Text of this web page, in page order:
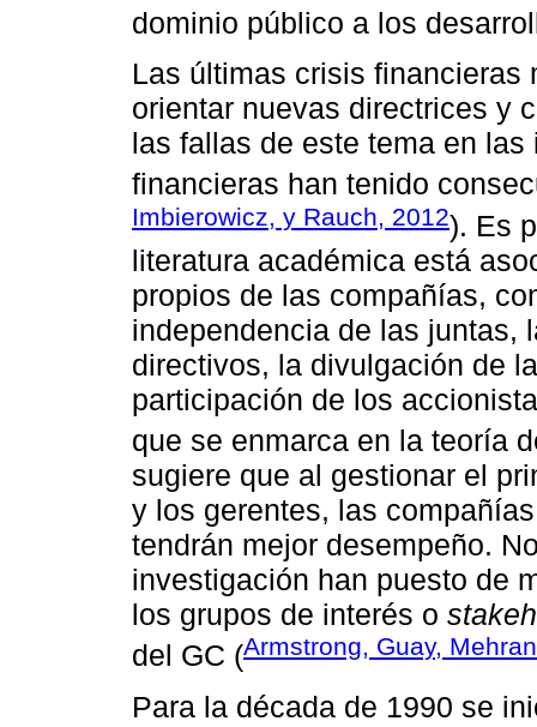
dominio público a los
Las últimas crisis financieras
orientar nuevas directrices y
las fallas de este tema en
financieras han tenido
Imbierowicz, y Rauch, 2012). Es
literatura académica está
propios de las compañías,
independencia de las juntas,
directivos, la divulgación de
participación de los
que se enmarca en la teoría
sugiere que al gestionar el
y los gerentes, las
tendrán mejor desempeño.
investigación han puesto de
los grupos de interés o
del GC (Armstrong, Guay,
Para la década de 1990 se